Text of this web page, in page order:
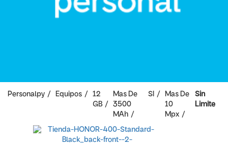
Personalpy Equipos
12
GB
Mas De
3500
MAh
SI
Mas De
10
Mpx
Sin
Limite